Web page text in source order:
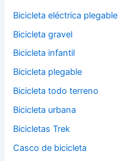
Bicicleta eléctrica plegable
Bicicleta gravel
Bicicleta infantil
Bicicleta plegable
Bicicleta todo terreno
Bicicleta urbana
Bicicletas Trek
Casco de bicicleta